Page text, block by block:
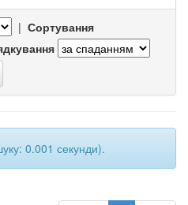
| Сортування
0.001 секунди).